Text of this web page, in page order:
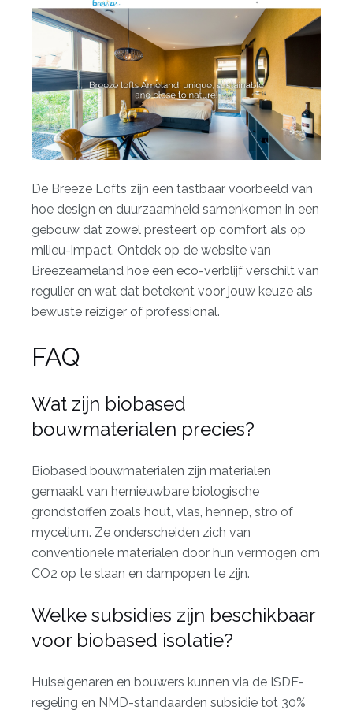
De Breeze Lofts zijn een tastbaar voorbeeld van
hoe design en duurzaamheid samenkomen in een
gebouw dat zowel presteert op comfort als op
milieu-impact. Ontdek op de website van
Breezeameland hoe een eco-verblijf verschilt van
regulier en wat dat betekent voor jouw keuze als
bewuste reiziger of professional.
FAQ
Wat zijn biobased
bouwmaterialen precies?
Biobased bouwmaterialen zijn materialen
gemaakt van hernieuwbare biologische
grondstoffen zoals hout, vlas, hennep, stro of
mycelium. Ze onderscheiden zich van
conventionele materialen door hun vermogen om
CO2 op te slaan en dampopen te zijn.
Welke subsidies zijn beschikbaar
voor biobased isolatie?
Huiseigenaren en bouwers kunnen via de ISDE-
regeling en NMD-standaarden subsidie tot 30%